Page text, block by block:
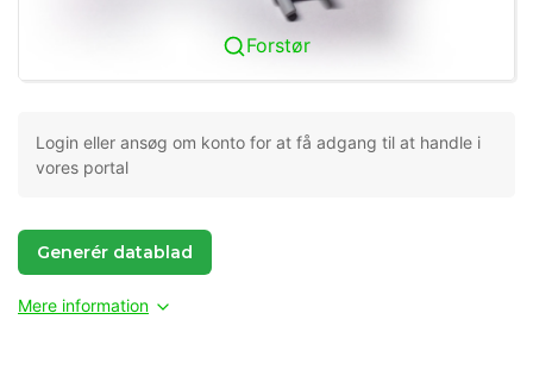
Forstør
Login eller ansøg om konto for at få adgang til at handle i
vores portal
Generér datablad
Mere information